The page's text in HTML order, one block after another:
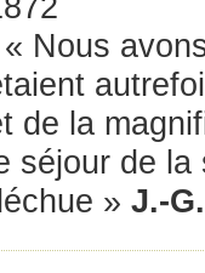
« Nous
de la
séjour de
» J.-